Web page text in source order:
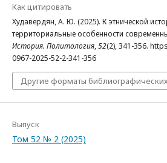
Как цитировать
Худавердян, А. Ю. (2025). К этнической
территориальные особенности
История. Политология,52(2), 341-356.
0967-2025-52-2-341-356
Другие форматы
Выпуск
Том 52 № 2 (2025)